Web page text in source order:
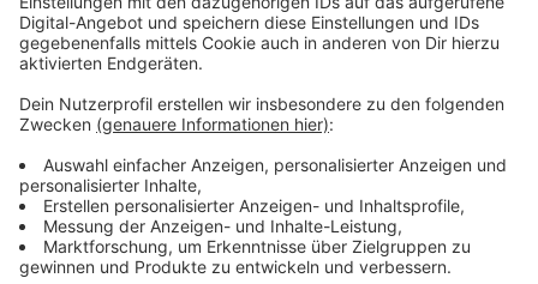
Sharing-Angeboten, Sitzflächen und Pflanzen.
Insgesamt sollen in den nächsten zwei Jahren 18 neue
Mobilitätsstationen in Pempelfort, Derendorf und
Golzheim entstehen.
Mehr Links und Infos zu dem Thema gibt es
hier: